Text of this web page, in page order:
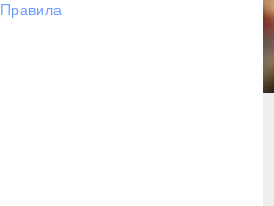
Правила